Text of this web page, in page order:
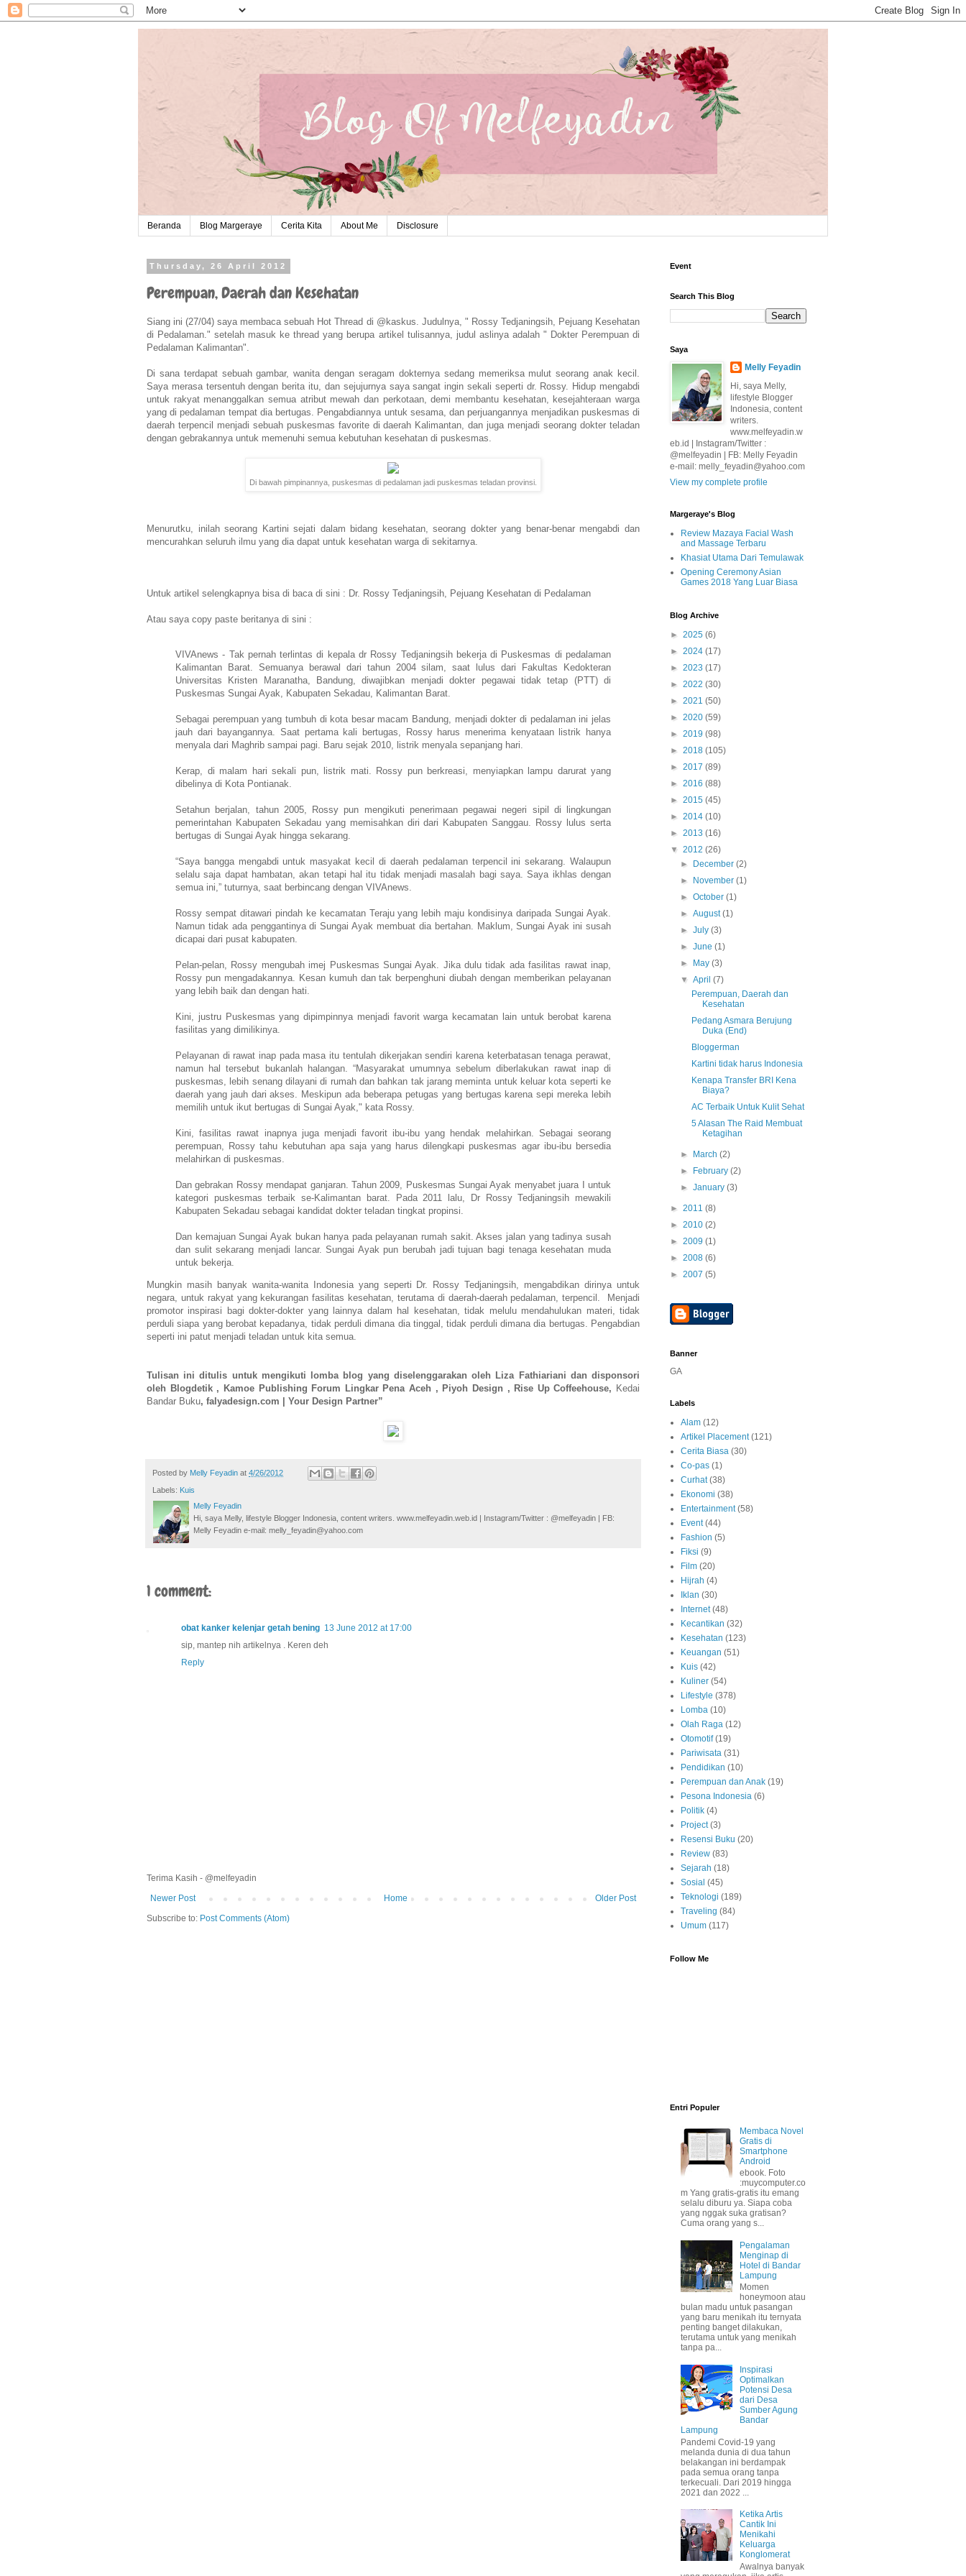
Beranda Blog Margeraye Cerita Kita About Me Disclosure
Thursday, 26 April 2012
Perempuan, Daerah dan Kesehatan
Siang ini (27/04) saya membaca sebuah Hot Thread di @kaskus. Judulnya, " Rossy Tedjaningsih, Pejuang Kesehatan
di Pedalaman." setelah masuk ke thread yang berupa artikel tulisannya, judul aslinya adalah " Dokter Perempuan di
Pedalaman Kalimantan".
Di sana terdapat sebuah gambar, wanita dengan seragam dokternya sedang memeriksa mulut seorang anak kecil.
Saya merasa tersentuh dengan berita itu, dan sejujurnya saya sangat ingin sekali seperti dr. Rossy. Hidup mengabdi
untuk rakyat menanggalkan semua atribut mewah dan perkotaan, demi membantu kesehatan, kesejahteraan warga
yang di pedalaman tempat dia bertugas. Pengabdiannya untuk sesama, dan perjuangannya menjadikan puskesmas di
daerah terpencil menjadi sebuah puskesmas favorite di daerah Kalimantan, dan juga menjadi seorang dokter teladan
dengan gebrakannya untuk memenuhi semua kebutuhan kesehatan di puskesmas.
Di bawah pimpinannya, puskesmas di pedalaman jadi puskesmas teladan provinsi.
Menurutku, inilah seorang Kartini sejati dalam bidang kesehatan, seorang dokter yang benar-benar mengabdi dan
mencurahkan seluruh ilmu yang dia dapat untuk kesehatan warga di sekitarnya.
Untuk artikel selengkapnya bisa di baca di sini : Dr. Rossy Tedjaningsih, Pejuang Kesehatan di Pedalaman
Atau saya copy paste beritanya di sini :
VIVAnews - Tak pernah terlintas di kepala dr Rossy Tedjaningsih bekerja di Puskesmas di pedalaman
Kalimantan Barat. Semuanya berawal dari tahun 2004 silam, saat lulus dari Fakultas Kedokteran
Universitas Kristen Maranatha, Bandung, diwajibkan menjadi dokter pegawai tidak tetap (PTT) di
Puskesmas Sungai Ayak, Kabupaten Sekadau, Kalimantan Barat.
Sebagai perempuan yang tumbuh di kota besar macam Bandung, menjadi dokter di pedalaman ini jelas
jauh dari bayangannya. Saat pertama kali bertugas, Rossy harus menerima kenyataan listrik hanya
menyala dari Maghrib sampai pagi. Baru sejak 2010, listrik menyala sepanjang hari.
Kerap, di malam hari sekali pun, listrik mati. Rossy pun berkreasi, menyiapkan lampu darurat yang
dibelinya di Kota Pontianak.
Setahun berjalan, tahun 2005, Rossy pun mengikuti penerimaan pegawai negeri sipil di lingkungan
pemerintahan Kabupaten Sekadau yang memisahkan diri dari Kabupaten Sanggau. Rossy lulus serta
bertugas di Sungai Ayak hingga sekarang.
“Saya bangga mengabdi untuk masyakat kecil di daerah pedalaman terpencil ini sekarang. Walaupun
selalu saja dapat hambatan, akan tetapi hal itu tidak menjadi masalah bagi saya. Saya ikhlas dengan
semua ini,” tuturnya, saat berbincang dengan VIVAnews.
Rossy sempat ditawari pindah ke kecamatan Teraju yang lebih maju kondisinya daripada Sungai Ayak.
Namun tidak ada penggantinya di Sungai Ayak membuat dia bertahan. Maklum, Sungai Ayak ini susah
dicapai dari pusat kabupaten.
Pelan-pelan, Rossy mengubah imej Puskesmas Sungai Ayak. Jika dulu tidak ada fasilitas rawat inap,
Rossy pun mengadakannya. Kesan kumuh dan tak berpenghuni diubah dengan memberikan pelayanan
yang lebih baik dan dengan hati.
Kini, justru Puskesmas yang dipimpinnya menjadi favorit warga kecamatan lain untuk berobat karena
fasilitas yang dimilikinya.
Pelayanan di rawat inap pada masa itu tentulah dikerjakan sendiri karena keterbatasan tenaga perawat,
namun hal tersebut bukanlah halangan. “Masyarakat umumnya sebelum diberlakukan rawat inap di
puskesmas, lebih senang dilayani di rumah dan bahkan tak jarang meminta untuk keluar kota seperti ke
daerah yang jauh dari akses. Meskipun ada beberapa petugas yang bertugas karena sepi mereka lebih
memilih untuk ikut bertugas di Sungai Ayak," kata Rossy.
Kini, fasilitas rawat inapnya juga menjadi favorit ibu-ibu yang hendak melahirkan. Sebagai seorang
perempuan, Rossy tahu kebutuhan apa saja yang harus dilengkapi puskesmas agar ibu-ibu bersedia
melahirkan di puskesmas.
Dan gebrakan Rossy mendapat ganjaran. Tahun 2009, Puskesmas Sungai Ayak menyabet juara I untuk
kategori puskesmas terbaik se-Kalimantan barat. Pada 2011 lalu, Dr Rossy Tedjaningsih mewakili
Kabupaten Sekadau sebagai kandidat dokter teladan tingkat propinsi.
Dan kemajuan Sungai Ayak bukan hanya pada pelayanan rumah sakit. Akses jalan yang tadinya susah
dan sulit sekarang menjadi lancar. Sungai Ayak pun berubah jadi tujuan bagi tenaga kesehatan muda
untuk bekerja.
Mungkin masih banyak wanita-wanita Indonesia yang seperti Dr. Rossy Tedjaningsih, mengabdikan dirinya untuk
negara, untuk rakyat yang kekurangan fasilitas kesehatan, terutama di daerah-daerah pedalaman, terpencil. Menjadi
promotor inspirasi bagi dokter-dokter yang lainnya dalam hal kesehatan, tidak melulu mendahulukan materi, tidak
perduli siapa yang berobat kepadanya, tidak perduli dimana dia tinggal, tidak perduli dimana dia bertugas. Pengabdian
seperti ini patut menjadi teladan untuk kita semua.
Tulisan ini ditulis untuk mengikuti lomba blog yang diselenggarakan oleh Liza Fathiariani dan disponsori
oleh Blogdetik , Kamoe Publishing Forum Lingkar Pena Aceh , Piyoh Design , Rise Up Coffeehouse, Kedai
Bandar Buku, falyadesign.com | Your Design Partner”
Posted by Melly Feyadin at 4/26/2012
Labels: Kuis
Melly Feyadin
Hi, saya Melly, lifestyle Blogger Indonesia, content writers. www.melfeyadin.web.id | Instagram/Twitter : @melfeyadin | FB:
Melly Feyadin e-mail: melly_feyadin@yahoo.com
1 comment:
obat kanker kelenjar getah bening 13 June 2012 at 17:00
sip, mantep nih artikelnya . Keren deh
Reply
Terima Kasih - @melfeyadin
Newer Post
Older Post
Home
Subscribe to: Post Comments (Atom)
Event
Search This Blog
Saya
Melly Feyadin
Hi, saya Melly,
lifestyle Blogger
Indonesia, content
writers.
www.melfeyadin.w
eb.id | Instagram/Twitter :
@melfeyadin | FB: Melly Feyadin
e-mail: melly_feyadin@yahoo.com
View my complete profile
Margeraye's Blog
Review Mazaya Facial Wash
and Massage Terbaru
Khasiat Utama Dari Temulawak
Opening Ceremony Asian
Games 2018 Yang Luar Biasa
Blog Archive
► 2025 (6)
► 2024 (17)
► 2023 (17)
► 2022 (30)
► 2021 (50)
► 2020 (59)
► 2019 (98)
► 2018 (105)
► 2017 (89)
► 2016 (88)
► 2015 (45)
► 2014 (10)
► 2013 (16)
▼ 2012 (26)
►
December(2)
►
November(1)
►October(1)
►August(1)
►July(3)
►June(1)
►
May(3)
▼April(7)
Perempuan, Daerah dan
Kesehatan
Pedang Asmara Berujung
Duka (End)
Bloggerman
Kartini tidak harus Indonesia
Kenapa Transfer BRI Kena
Biaya?
AC Terbaik Untuk Kulit Sehat
5 Alasan The Raid Membuat
Ketagihan
► March(2)
►
February(2)
►January(3)
► 2011 (8)
► 2010 (2)
► 2009 (1)
► 2008 (6)
► 2007 (5)
Banner
GA
Labels
Alam (12)
Artikel Placement (121)
Cerita Biasa (30)
Co-pas (1)
Curhat (38)
Ekonomi (38)
Entertainment (58)
Event (44)
Fashion (5)
Fiksi (9)
Film (20)
Hijrah (4)
Iklan (30)
Internet (48)
Kecantikan (32)
Kesehatan (123)
Keuangan (51)
Kuis (42)
Kuliner (54)
Lifestyle (378)
Lomba (10)
Olah Raga (12)
Otomotif (19)
Pariwisata (31)
Pendidikan (10)
Perempuan dan Anak (19)
Pesona Indonesia (6)
Politik (4)
Project (3)
Resensi Buku (20)
Review (83)
Sejarah (18)
Sosial (45)
Teknologi (189)
Traveling (84)
Umum (117)
Follow Me
Entri Populer
Membaca Novel
Gratis di
Smartphone
Android
ebook. Foto
:muycomputer.co
m Yang gratis-gratis itu emang
selalu diburu ya. Siapa coba
yang nggak suka gratisan?
Cuma orang yang s...
Pengalaman
Menginap di
Hotel di Bandar
Lampung
Momen
honeymoon atau
bulan madu untuk pasangan
yang baru menikah itu ternyata
penting banget dilakukan,
terutama untuk yang menikah
tanpa pa...
Inspirasi
Optimalkan
Potensi Desa
dari Desa
Sumber Agung
Bandar
Lampung
Pandemi Covid-19 yang
melanda dunia di dua tahun
belakangan ini berdampak
pada semua orang tanpa
terkecuali. Dari 2019 hingga
2021 dan 2022 ...
Ketika Artis
Cantik Ini
Menikahi
Keluarga
Konglomerat
Awalnya banyak